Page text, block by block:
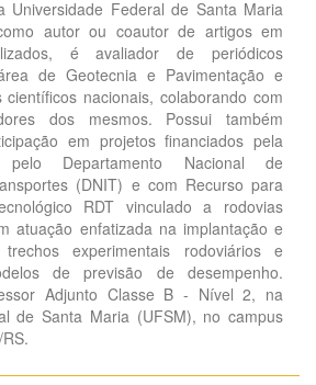
Universidade Federal de Santa Maria
autor ou coautor de artigos em
é avaliador de periódicos
de Geotecnia e Pavimentação e
nacionais, colaborando com
dos mesmos. Possui também
em projetos financiados pela
pelo Departamento Nacional de
(DNIT) e com Recurso para
RDT vinculado a rodovias
atuação enfatizada na implantação e
experimentais rodoviários e
de previsão de desempenho.
Adjunto Classe B - Nível 2, na
de Santa Maria (UFSM), no campus